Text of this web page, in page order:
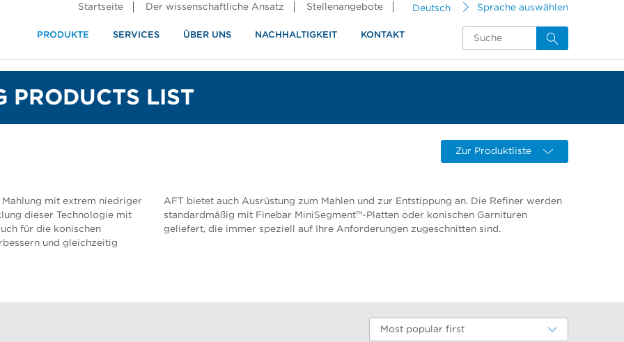
Deutsch Sprache auswählen
Startseite Der wissenschaftliche Ansatz Stellenangebote
PRODUKTE SERVICES ÜBER UNS NACHHALTIGKEIT KONTAKT
PRODUCTS LIST
Zur Produktliste
mit extrem niedriger
dieser Technologie mit
für die konischen
und gleichzeitig
AFT bietet auch Ausrüstung zum Mahlen und zur Entstippung an. Die Refiner werden
standardmäßig mit Finebar MiniSegment™-Platten oder konischen Garnituren
geliefert, die immer speziell auf Ihre Anforderungen zugeschnitten sind.
Most popular first